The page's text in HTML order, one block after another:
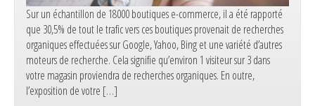
Sur un échantillon de 18000 boutiques e-commerce, il a été rapporté
que 30,5% de tout le trafic vers ces boutiques provenait de recherches
organiques effectuées sur Google, Yahoo, Bing et une variété d’autres
moteurs de recherche. Cela signifie qu’environ 1 visiteur sur 3 dans
votre magasin proviendra de recherches organiques. En outre,
l’exposition de votre […]